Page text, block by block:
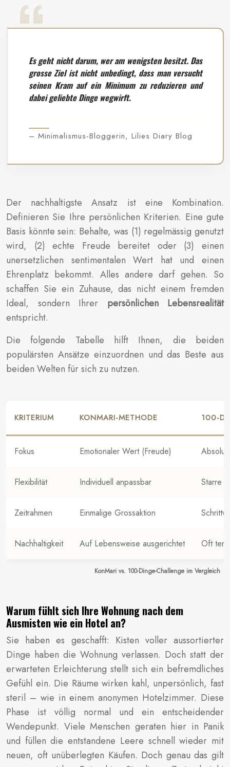
Es geht nicht darum, wer am wenigsten besitzt. Das
grosse Ziel ist nicht unbedingt, dass man versucht
seinen Kram auf ein Minimum zu reduzieren und
dabei geliebte Dinge wegwirft.
– Minimalismus-Bloggerin, Lilies Diary Blog
Der nachhaltigste Ansatz ist eine Kombination.
Definieren Sie Ihre persönlichen Kriterien. Eine gute
Basis könnte sein: Behalte, was (1) regelmässig genutzt
wird, (2) echte Freude bereitet oder (3) einen
unersetzlichen sentimentalen Wert hat und einen
Ehrenplatz bekommt. Alles andere darf gehen. So
schaffen Sie ein Zuhause, das nicht einem fremden
Ideal, sondern Ihrer persönlichen Lebensrealität
entspricht.
Die folgende Tabelle hilft Ihnen, die beiden
populärsten Ansätze einzuordnen und das Beste aus
beiden Welten für sich zu nutzen.
KonMari vs. 100-Dinge-Challenge im Vergleich
KRITERIUM KONMARI-METHODE 100-
Fokus Emotionaler Wert (Freude)
Flexibilität Individuell anpassbar Starre
Zeitrahmen Einmalige Grossaktion
Nachhaltigkeit Auf Lebensweise ausgerichtet Oft
Warum fühlt sich Ihre Wohnung nach dem
Ausmisten wie ein Hotel an?
Sie haben es geschafft: Kisten voller aussortierter
Dinge haben die Wohnung verlassen. Doch statt der
erwarteten Erleichterung stellt sich ein befremdliches
Gefühl ein. Die Räume wirken kahl, unpersönlich, fast
steril – wie in einem anonymen Hotelzimmer. Diese
Phase ist völlig normal und ein entscheidender
Wendepunkt. Viele Menschen geraten hier in Panik
und füllen die entstandene Leere schnell wieder mit
neuen, oft unüberlegten Käufen. Doch genau das gilt